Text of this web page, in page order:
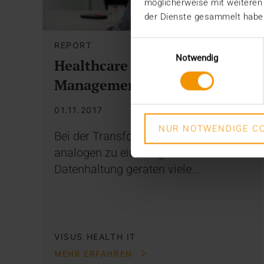
möglicherweise mit
der Dienste gesammelt
Notwendig
NUR NOTWENDIGE
REPORT
Healthcare Content
Management in der Praxis
01.11.2017
Bei der Transformation von einer
analogen zu einer digitalen
Datenhaltung geraten viele…
VISUS HEALTH IT
MEHR ERFAHREN